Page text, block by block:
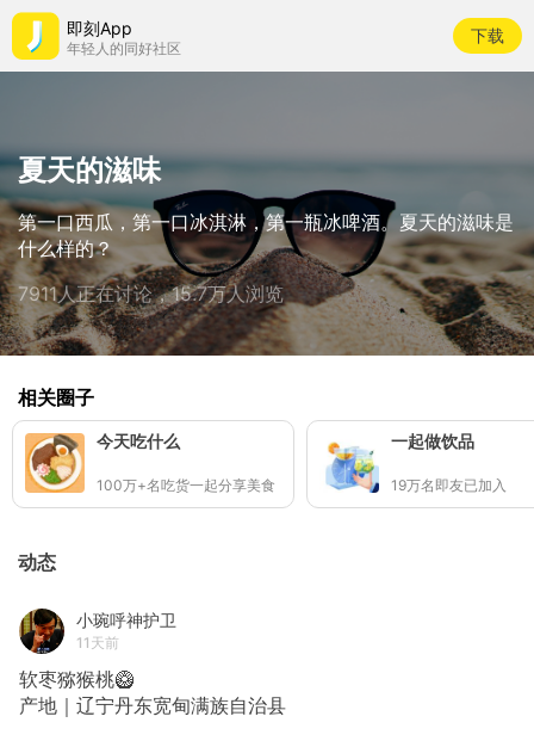
即刻App
年轻人的同好社区
下载
夏天的滋味
第一口西瓜，第一口冰淇淋，第一瓶冰啤酒。夏天的滋味是
什么样的？
7911人正在讨论，15.7万人浏览
相关圈子
今天吃什么
100万+名吃货一起分享美食
一起做饮品
19万名即友已加入
动态
小琬呼神护卫
11天前
软枣猕猴桃🥝
产地｜辽宁丹东宽甸满族自治县